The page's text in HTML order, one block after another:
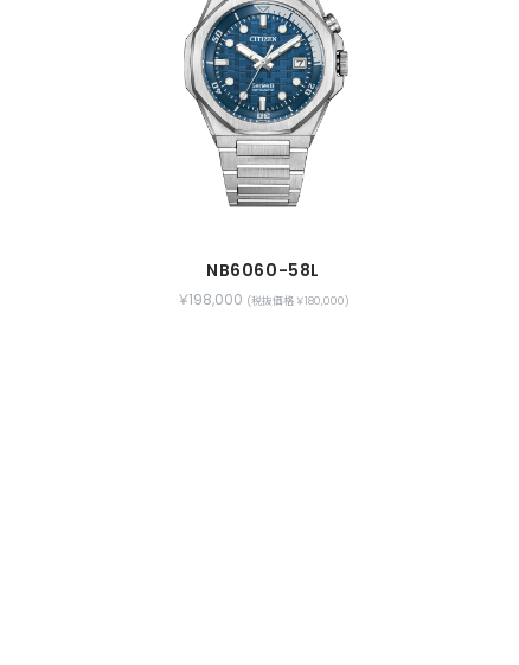
NB6060-58L
￥198,000 (税抜価格 ￥180,000)